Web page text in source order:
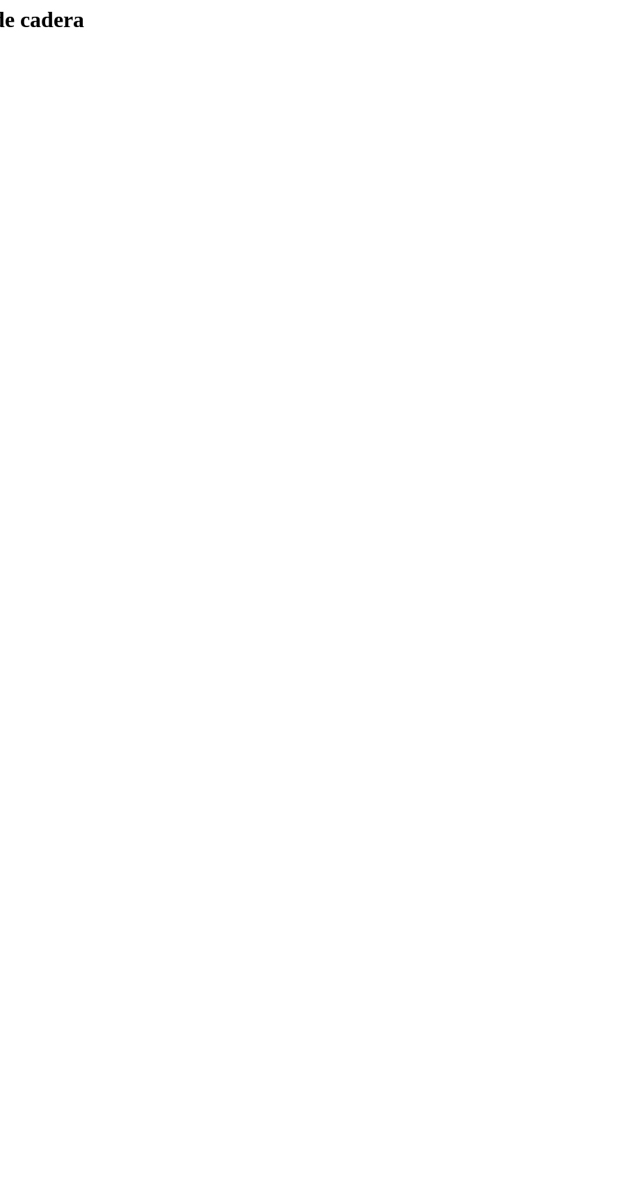
independencia y mejorar tu calidad de vida.
de trabajo interesantes en nuestro Global Job Maket.
cadera